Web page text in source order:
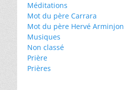
Méditations
Mot du père Carrara
Mot du père Hervé Arminjon
Musiques
Non classé
Prière
Prières